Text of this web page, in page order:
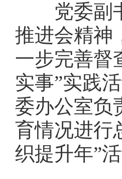
党委副书
推进会精神
一步完善督
实事”实践
委办公室负
育情况进行
织提升年”